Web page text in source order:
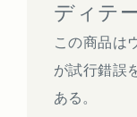
ディテ
この商品は
が試行錯誤
ある。